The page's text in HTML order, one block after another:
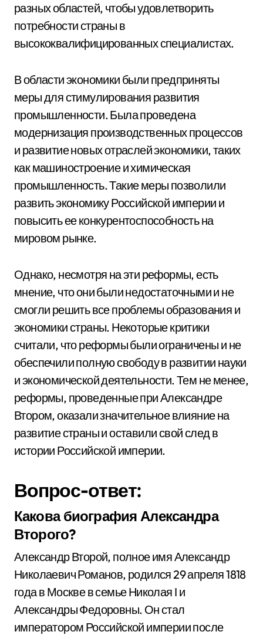
разных областей, чтобы удовлетворить
потребности страны в
высококвалифицированных специалистах.
В области экономики были предприняты
меры для стимулирования развития
промышленности. Была проведена
модернизация производственных процессов
и развитие новых отраслей экономики, таких
как машиностроение и химическая
промышленность. Такие меры позволили
развить экономику Российской империи и
повысить ее конкурентоспособность на
мировом рынке.
Однако, несмотря на эти реформы, есть
мнение, что они были недостаточными и не
смогли решить все проблемы образования и
экономики страны. Некоторые критики
считали, что реформы были ограничены и не
обеспечили полную свободу в развитии науки
и экономической деятельности. Тем не менее,
реформы, проведенные при Александре
Втором, оказали значительное влияние на
развитие страны и оставили свой след в
истории Российской империи.
Вопрос-ответ:
Какова биография Александра
Второго?
Александр Второй, полное имя Александр
Николаевич Романов, родился 29 апреля 1818
года в Москве в семье Николая I и
Александры Федоровны. Он стал
императором Российской империи после